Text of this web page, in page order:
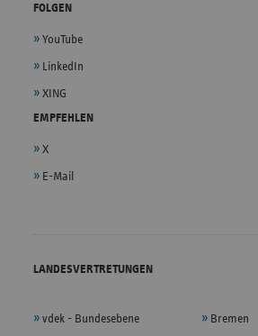
FOLGEN
YouTube
LinkedIn
XING
EMPFEHLEN
X
E-Mail
LANDESVERTRETUNGEN
vdek - Bundesebene Bremen